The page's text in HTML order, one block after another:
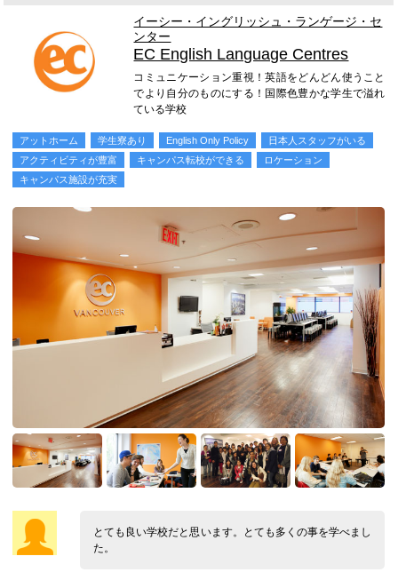
イーシー・イングリッシュ・ランゲージ・セ
ンター
EC English Language Centres
コミュニケーション重視！英語をどんどん使うこと
でより自分のものにする！国際色豊かな学生で溢れ
ている学校
アットホーム 学生寮あり English Only Policy
日本人スタッフがいる
アクティビティが豊富
キャンパス転校ができる
ロケーション
キャンパス施設が充実
とても良い学校だと思います。とても多くの事を学べまし
た。